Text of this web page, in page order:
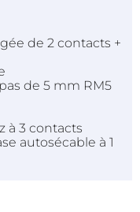
de 2 contacts +
de 5 mm RM5
à 3 contacts
autosécable à 1